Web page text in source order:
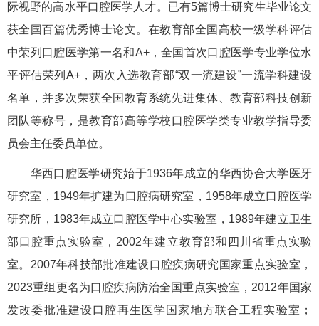
际视野的高水平口腔医学人才。已有5篇博士研究生毕业论文
获全国百篇优秀博士论文。在教育部全国高校一级学科评估
中荣列口腔医学第一名和A+，全国首次口腔医学专业学位水
平评估荣列A+，两次入选教育部“双一流建设”一流学科建设
名单，并多次荣获全国教育系统先进集体、教育部科技创新
团队等称号，是教育部高等学校口腔医学类专业教学指导委
员会主任委员单位。
华西口腔医学研究始于1936年成立的华西协合大学医牙
研究室，1949年扩建为口腔病研究室，1958年成立口腔医学
研究所，1983年成立口腔医学中心实验室，1989年建立卫生
部口腔重点实验室，2002年建立教育部和四川省重点实验
室。2007年科技部批准建设口腔疾病研究国家重点实验室，
2023重组更名为口腔疾病防治全国重点实验室，2012年国家
发改委批准建设口腔再生医学国家地方联合工程实验室；